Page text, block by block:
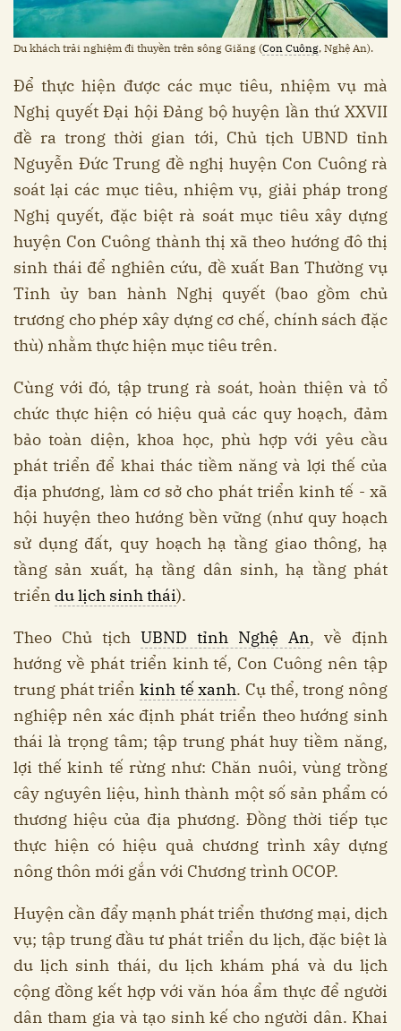
Du khách trải nghiệm đi thuyền trên sông Giăng (Con Cuông, Nghệ An).
Để thực hiện được các mục tiêu, nhiệm vụ mà
Nghị quyết Đại hội Đảng bộ huyện lần thứ XXVII
đề ra trong thời gian tới, Chủ tịch UBND tỉnh
Nguyễn Đức Trung đề nghị huyện Con Cuông rà
soát lại các mục tiêu, nhiệm vụ, giải pháp trong
Nghị quyết, đặc biệt rà soát mục tiêu xây dựng
huyện Con Cuông thành thị xã theo hướng đô thị
sinh thái để nghiên cứu, đề xuất Ban Thường vụ
Tỉnh ủy ban hành Nghị quyết (bao gồm chủ
trương cho phép xây dựng cơ chế, chính sách đặc
thù) nhằm thực hiện mục tiêu trên.
Cùng với đó, tập trung rà soát, hoàn thiện và tổ
chức thực hiện có hiệu quả các quy hoạch, đảm
bảo toàn diện, khoa học, phù hợp với yêu cầu
phát triển để khai thác tiềm năng và lợi thế của
địa phương, làm cơ sở cho phát triển kinh tế - xã
hội huyện theo hướng bền vững (như quy hoạch
sử dụng đất, quy hoạch hạ tầng giao thông, hạ
tầng sản xuất, hạ tầng dân sinh, hạ tầng phát
triển du lịch sinh thái).
Theo Chủ tịch UBND tỉnh Nghệ An, về định
hướng về phát triển kinh tế, Con Cuông nên tập
trung phát triển kinh tế xanh. Cụ thể, trong nông
nghiệp nên xác định phát triển theo hướng sinh
thái là trọng tâm; tập trung phát huy tiềm năng,
lợi thế kinh tế rừng như: Chăn nuôi, vùng trồng
cây nguyên liệu, hình thành một số sản phẩm có
thương hiệu của địa phương. Đồng thời tiếp tục
thực hiện có hiệu quả chương trình xây dựng
nông thôn mới gắn với Chương trình OCOP.
Huyện cần đẩy mạnh phát triển thương mại, dịch
vụ; tập trung đầu tư phát triển du lịch, đặc biệt là
du lịch sinh thái, du lịch khám phá và du lịch
cộng đồng kết hợp với văn hóa ẩm thực để người
dân tham gia và tạo sinh kế cho người dân. Khai